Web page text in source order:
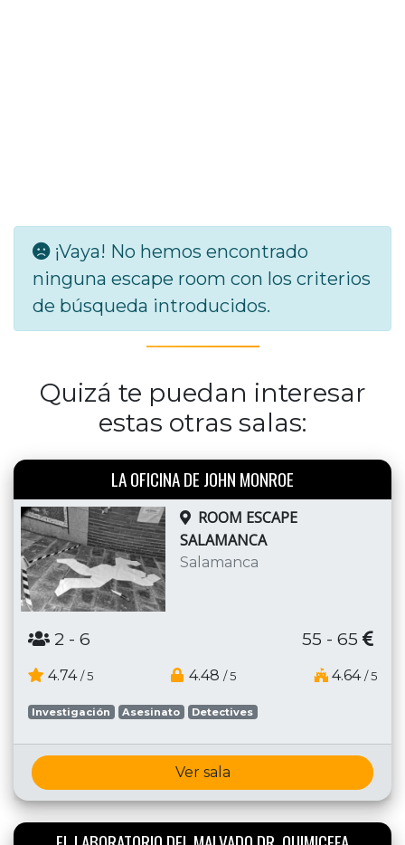
¡Vaya! No hemos encontrado
ninguna escape room con los criterios
de búsqueda introducidos.
Quizá te puedan interesar
estas otras salas:
LA OFICINA DE JOHN MONROE
ROOM ESCAPE
SALAMANCA
Salamanca
2 - 6 55 - 65
4.74 / 5 4.48 / 5 4.64 / 5
Investigación Asesinato Detectives
Ver sala